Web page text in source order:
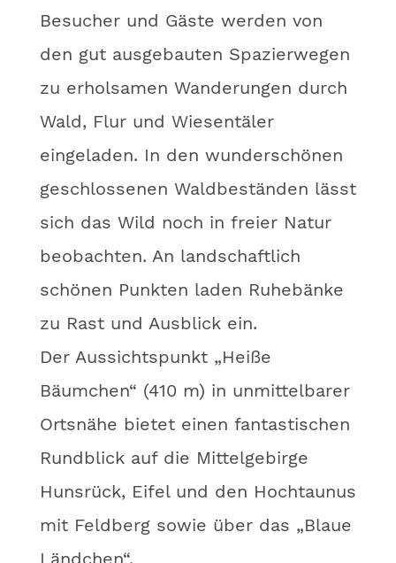
Besucher und Gäste werden von
den gut ausgebauten Spazierwegen
zu erholsamen Wanderungen durch
Wald, Flur und Wiesentäler
eingeladen. In den wunderschönen
geschlossenen Waldbeständen lässt
sich das Wild noch in freier Natur
beobachten. An landschaftlich
schönen Punkten laden Ruhebänke
zu Rast und Ausblick ein.
Der Aussichtspunkt „Heiße
Bäumchen“ (410 m) in unmittelbarer
Ortsnähe bietet einen fantastischen
Rundblick auf die Mittelgebirge
Hunsrück, Eifel und den Hochtaunus
mit Feldberg sowie über das „Blaue
Ländchen“.